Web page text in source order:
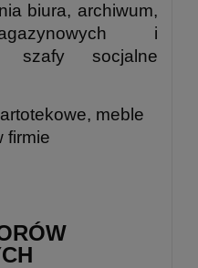
biura, archiwum,
i
szafy socjalne
meble
firmie